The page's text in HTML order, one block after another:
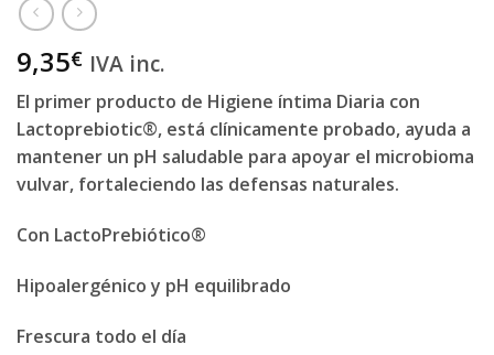
9,35€ IVA inc.
El primer producto de Higiene íntima Diaria con
Lactoprebiotic®, está clínicamente probado, ayuda a
mantener un pH saludable para apoyar el microbioma
vulvar, fortaleciendo las defensas naturales.
Con LactoPrebiótico®
Hipoalergénico y pH equilibrado
Frescura todo el día